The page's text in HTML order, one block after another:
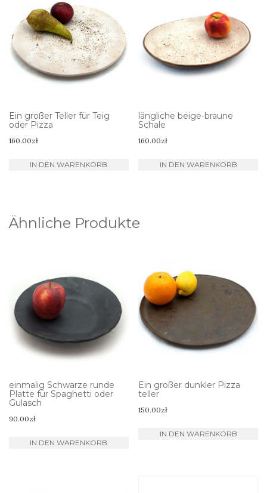
Ein großer Teller für Teig
oder Pizza
160.00zł
IN DEN WARENKORB
längliche beige-braune
Schale
160.00zł
IN DEN WARENKORB
Ähnliche Produkte
einmalig Schwarze runde
Platte für Spaghetti oder
Gulasch
90.00zł
IN DEN WARENKORB
Ein großer dunkler Pizza
teller
150.00zł
IN DEN WARENKORB